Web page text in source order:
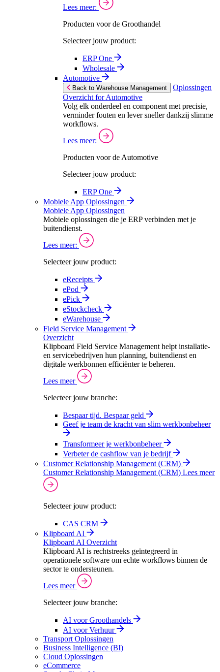
Lees meer:
Producten voor de Groothandel
Selecteer jouw product:
ERP One
Wholesale
Automotive
Back to Warehouse Management
Oplossingen
Overzicht for Automotive
Volg elk onderdeel en component met precisie,
verminder fouten en lever sneller dankzij slimme
workflows.
Lees meer:
Producten voor de Automotive
Selecteer jouw product:
ERP One
Mobiele App Oplossingen
Mobiele App Oplossingen
Mobiele oplossingen die je ERP verbinden met je
buitendienst.
Lees meer:
Selecteer jouw product:
eReceipts
ePod
ePick
eStockcheck
eWarehouse
Field Service Management
Overzicht
Klipboard Field Service Management helpt installatie-
en servicebedrijven hun planning, buitendienst en
digitale werkbonnen efficiënter te beheren.
Lees meer
Selecteer jouw branche:
Bespaar tijd. Bespaar geld
Geef je team de kracht van slim werkbonbeheer
Transformeer je werkbonbeheer
Verbeter de cashflow van je bedrijf
Customer Relationship Management (CRM)
Customer Relationship Management (CRM) Lees meer
Selecteer jouw product:
CAS CRM
Klipboard AI
Klipboard AI Overzicht
Klipboard AI is rechtstreeks geïntegreerd in
operationele software om echte workflows binnen de
sector te ondersteunen.
Lees meer
Selecteer jouw branche:
AI voor Groothandels
AI voor Verhuur
Transport Oplossingen
Business Intelligence (BI)
Cloud Oplossingen
eCommerce